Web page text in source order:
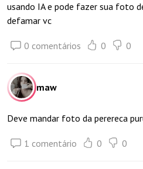
usando IA e pode fazer sua foto
defamar vc
0 comentários 0 0
maw
Deve mandar foto da perereca
1 comentário 0 0